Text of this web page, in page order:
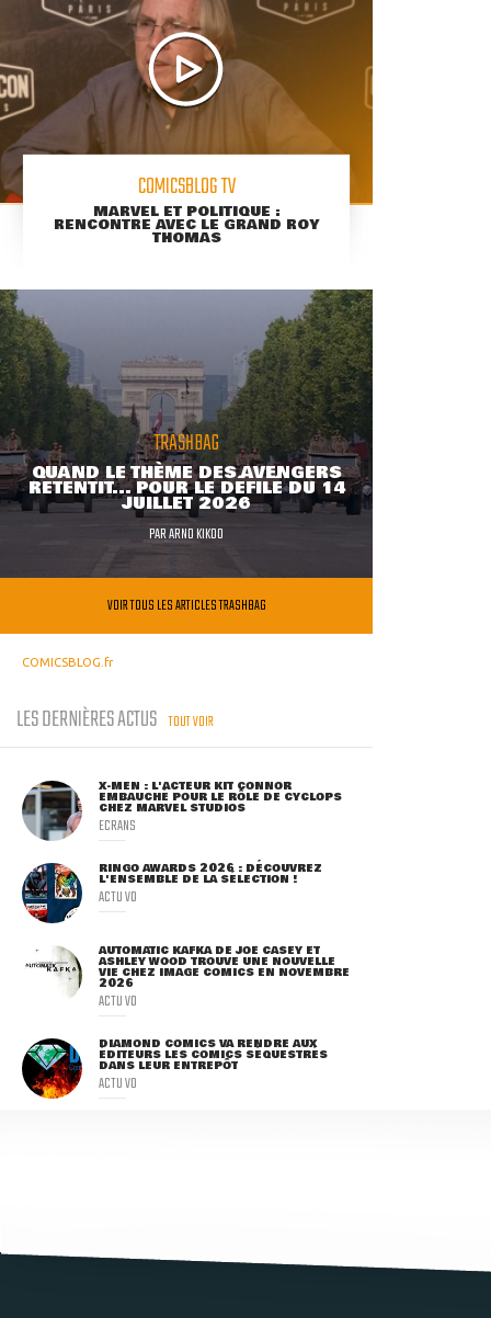
COMICSBLOG TV
MARVEL ET POLITIQUE :
RENCONTRE AVEC LE GRAND ROY
THOMAS
TRASHBAG
QUAND LE THÈME DES AVENGERS
RETENTIT... POUR LE DÉFILÉ DU 14
JUILLET 2026
PARARNO KIKOO
VOIR TOUS LES ARTICLES TRASHBAG
COMICSBLOG.fr
LES DERNIÈRES ACTUS TOUT VOIR
X-MEN : L'ACTEUR KIT CONNOR
EMBAUCHÉ POUR LE RÔLE DE CYCLOPS
CHEZ MARVEL STUDIOS
ECRANS
RINGO AWARDS 2026 : DÉCOUVREZ
L'ENSEMBLE DE LA SÉLECTION !
ACTU VO
AUTOMATIC KAFKA DE JOE CASEY ET
ASHLEY WOOD TROUVE UNE NOUVELLE
VIE CHEZ IMAGE COMICS EN NOVEMBRE
2026
ACTU VO
DIAMOND COMICS VA RENDRE AUX
ÉDITEURS LES COMICS SÉQUESTRÉS
DANS LEUR ENTREPÔT
ACTU VO